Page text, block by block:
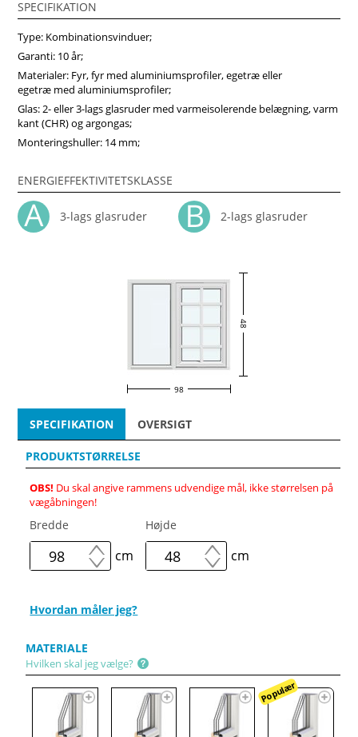
at vælge vores produkter fra midten af træ, som vil sikre
større produktstabilitet, holdbarhed og i høj grad forlænge
produktets levetid. Køb vinduer i Vinduerpro onlinebutik til
billige priser. Vi sikrer høj kombinationsvindue kvalitet og
hurtig levering.
SPECIFIKATION
Type: Kombinationsvinduer;
Garanti: 10 år;
Materialer: Fyr, fyr med aluminiumsprofiler, egetræ eller
egetræ med aluminiumsprofiler;
Glas: 2- eller 3-lags glasruder med varmeisolerende belægning, varm
kant (CHR) og argongas;
Monteringshuller: 14 mm;
ENERGIEFFEKTIVITETSKLASSE
3-lags glasruder 2-lags glasruder
48
98
SPECIFIKATION OVERSIGT
PRODUKTSTØRRELSE
OBS! Du skal angive rammens udvendige mål, ikke størrelsen på
vægåbningen!
Bredde
cm
Højde
cm
Hvordan måler jeg?
MATERIALE
Hvilken skal jeg vælge?
Populær